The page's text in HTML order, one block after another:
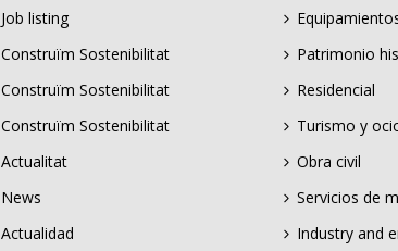
Job listing
Construïm Sostenibilitat
Construïm Sostenibilitat
Construïm Sostenibilitat
Actualitat
News
Actualidad
Patrimonio
Residencial
Turismo y
Obra civil
Servicios de
Industry and